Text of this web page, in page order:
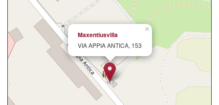
×
Maxentiusvilla
VIA APPIA ANTICA, 153